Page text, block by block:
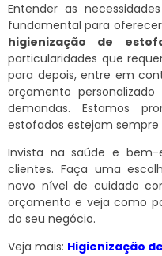
Entender as
fundamental para
higienização de
particularidades que
para depois, entre em
orçamento
demandas. Estamos
estofados estejam sempre
Invista na saúde e bem-
clientes. Faça uma
novo nível de cuidado
orçamento e veja como
do seu negócio.
Veja mais: Higienização